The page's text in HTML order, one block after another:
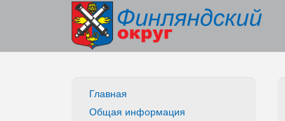
Главная
Общая информация